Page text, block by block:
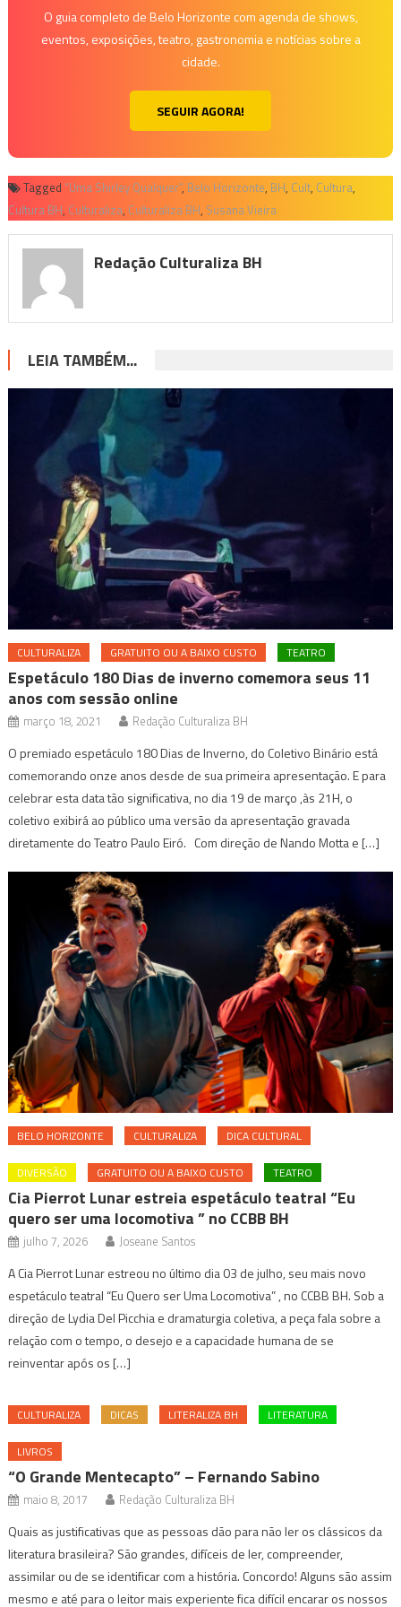
O guia completo de Belo Horizonte com agenda de shows,
eventos, exposições, teatro, gastronomia e notícias sobre a
cidade.
SEGUIR AGORA!
Tagged “Uma Shirley Qualquer”, Belo Horizonte, BH, Cult, Cultura,
Cultura BH, Culturaliza, Culturaliza BH, Susana Vieira
Redação Culturaliza BH
LEIA TAMBÉM...
CULTURALIZA GRATUITO OU A BAIXO CUSTO TEATRO
Espetáculo 180 Dias de inverno comemora seus 11
anos com sessão online
março 18, 2021 Redação Culturaliza BH
O premiado espetáculo 180 Dias de Inverno, do Coletivo Binário está
comemorando onze anos desde de sua primeira apresentação. E para
celebrar esta data tão significativa, no dia 19 de março ,às 21H, o
coletivo exibirá ao público uma versão da apresentação gravada
diretamente do Teatro Paulo Eiró. Com direção de Nando Motta e […]
BELO HORIZONTE CULTURALIZA DICA CULTURAL
DIVERSÃO GRATUITO OU A BAIXO CUSTO TEATRO
Cia Pierrot Lunar estreia espetáculo teatral “Eu
quero ser uma locomotiva ” no CCBB BH
julho 7, 2026 Joseane Santos
A Cia Pierrot Lunar estreou no último dia 03 de julho, seu mais novo
espetáculo teatral “Eu Quero ser Uma Locomotiva” , no CCBB BH. Sob a
direção de Lydia Del Picchia e dramaturgia coletiva, a peça fala sobre a
relação com o tempo, o desejo e a capacidade humana de se
reinventar após os […]
CULTURALIZA DICAS LITERALIZA BH LITERATURA
LIVROS
“O Grande Mentecapto” – Fernando Sabino
maio 8, 2017 Redação Culturaliza BH
Quais as justificativas que as pessoas dão para não ler os clássicos da
literatura brasileira? São grandes, difíceis de ler, compreender,
assimilar ou de se identificar com a história. Concordo! Alguns são assim
mesmo e até para o leitor mais experiente fica difícil encarar os nossos